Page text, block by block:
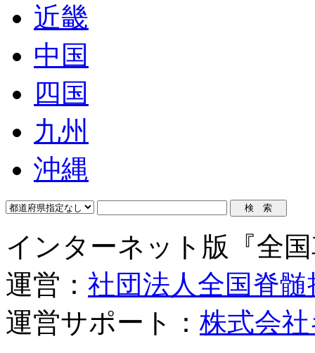
近畿
中国
四国
九州
沖縄
インターネット版『全
運営： 社団法人全国脊
運営サポート： 株式会